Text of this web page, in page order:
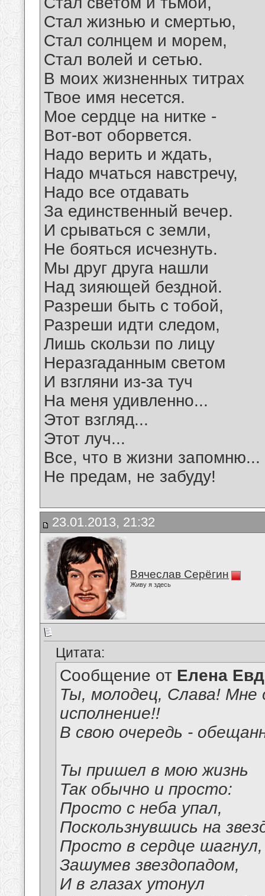
Стал жизнью и смертью,
Стал солнцем и морем,
Стал волей и сетью.
В моих жизненных титрах
Твое имя несется.
Мое сердце на нитке -
Вот-вот оборвется.
Надо верить и ждать,
Надо мчаться навстречу,
Надо все отдавать
За единственный вечер.
И срываться с земли,
Не бояться исчезнуть.
Мы друг друга нашли
Над зияющей бездной.
Разреши быть с тобой,
Разреши идти следом,
Лишь скользи по лицу
Неразгаданным светом
И взгляни из-за туч
На меня удивленно...
Этот взгляд...
Этот луч...
Все, что в жизни запомню...
Не предам, не забуду!
23.01.2013, 21:32
Вячеслав Серёгин
Живу я здесь
Цитата:
Сообщение от Елена
Ты, молодец, Слава! Мне
исполнение!!
В свою очередь -
Ты пришел в мою жизнь
Так обычно и просто:
Просто с неба упал,
Поскользнувшись на
Просто в сердце шагнул,
Зашумев звездопадом,
И в глазах утонул